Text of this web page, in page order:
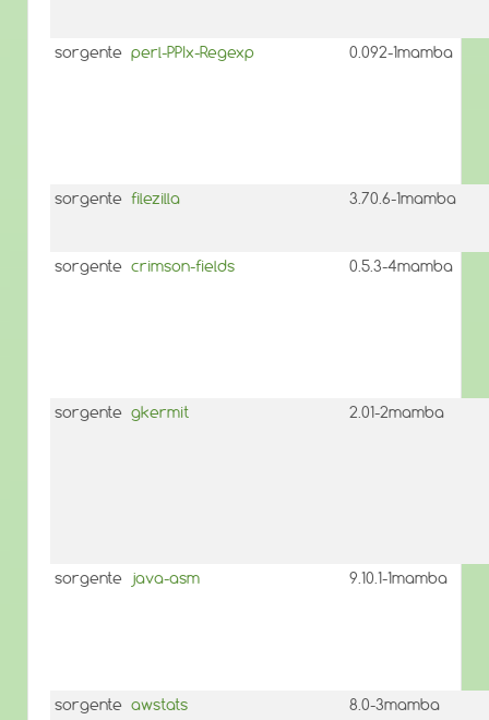
sorgente perl-PPIx-Regexp 0.092-1mamba
sorgente filezilla 3.70.6-1mamba
sorgente crimson-fields 0.5.3-4mamba
sorgente gkermit 2.01-2mamba
sorgente java-asm 9.10.1-1mamba
sorgente awstats 8.0-3mamba